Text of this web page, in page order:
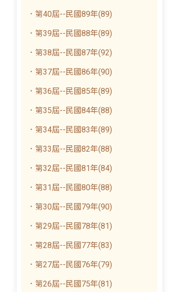
．第40屆--民國89年(89)
．第39屆--民國88年(89)
．第38屆--民國87年(92)
．第37屆--民國86年(90)
．第36屆--民國85年(89)
．第35屆--民國84年(88)
．第34屆--民國83年(89)
．第33屆--民國82年(88)
．第32屆--民國81年(84)
．第31屆--民國80年(88)
．第30屆--民國79年(90)
．第29屆--民國78年(81)
．第28屆--民國77年(83)
．第27屆--民國76年(79)
．第26屆--民國75年(81)